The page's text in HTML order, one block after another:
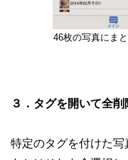
46枚の写真にま
３．タグを開いて全削
特定のタグを付けた写